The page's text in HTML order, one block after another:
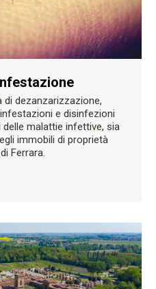
dezanzarizzazione,
e disinfezioni
malattie infettive, sia
immobili di proprietà
Ferrara.